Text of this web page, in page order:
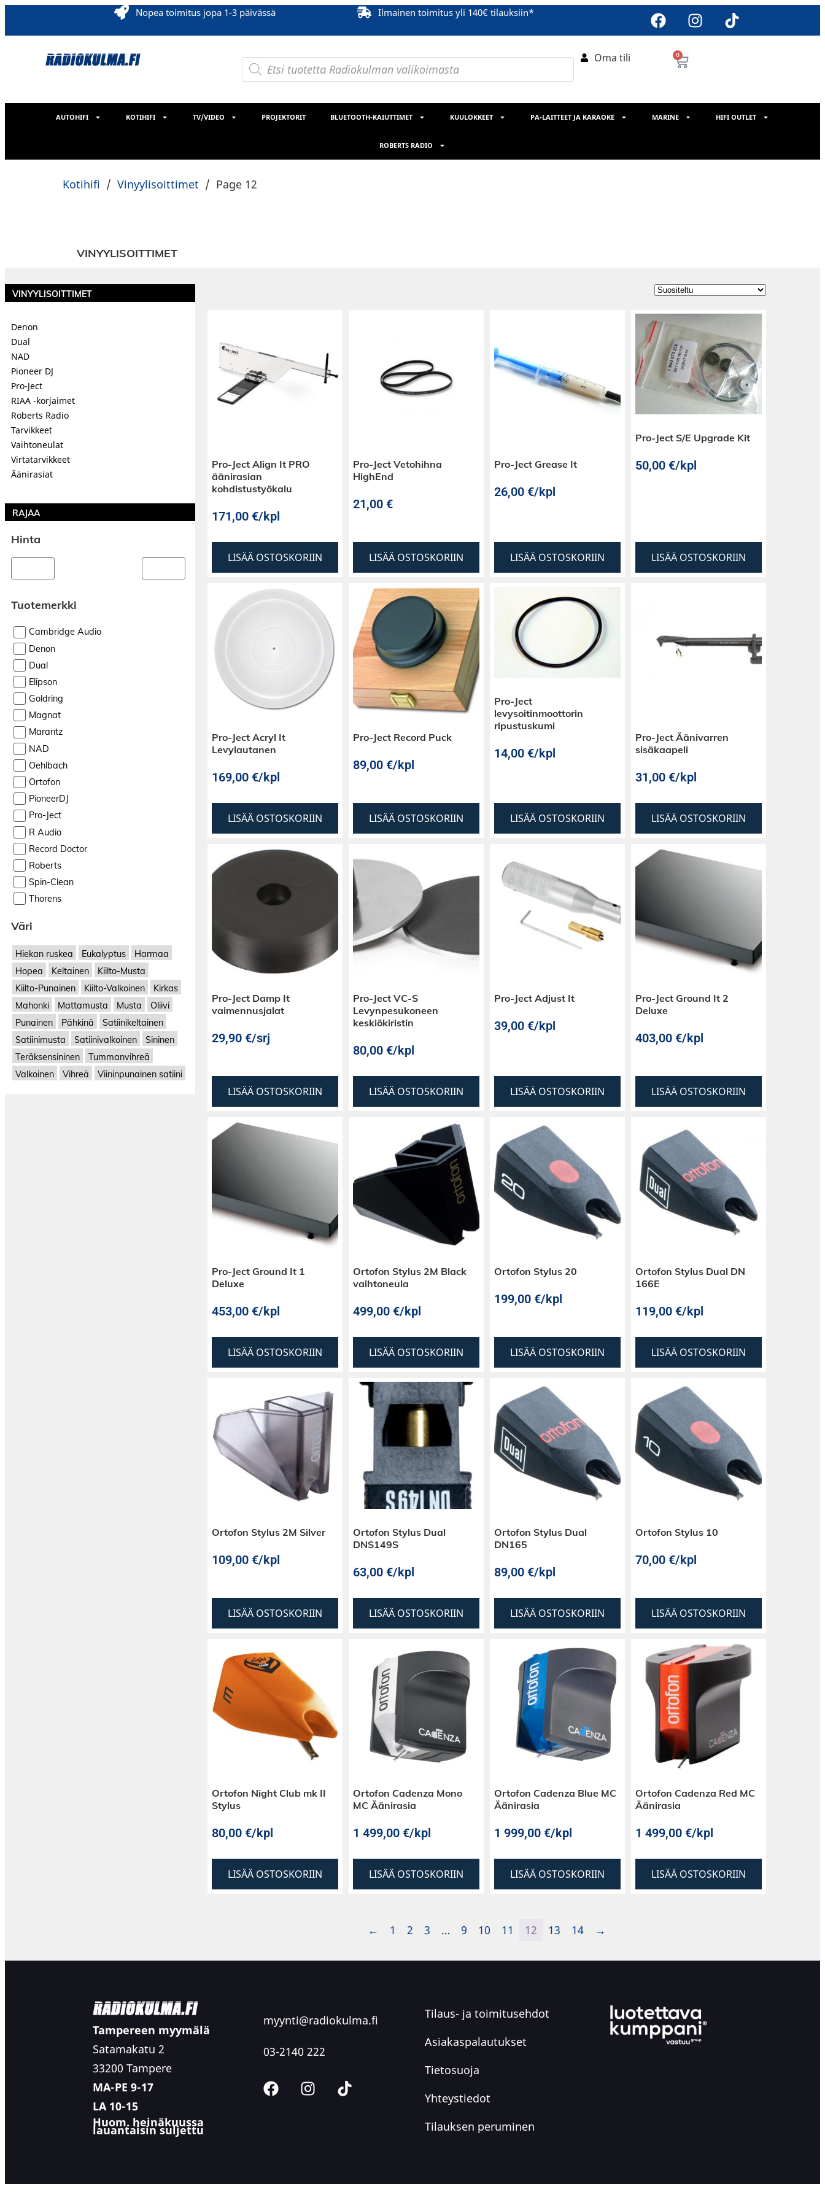
Nopea toimitus jopa 1-3 päivässä Ilmainen toimitus yli 140€ tilauksiin*
Oma tili 0
AUTOHIFI KOTIHIFI TV/VIDEO PROJEKTORIT BLUETOOTH-KAIUTTIMET KUULOKKEET PA-LAITTEET JA KARAOKE MARINE HIFI OUTLET
ROBERTS RADIO
Kotihifi / Vinyylisoittimet / Page 12
VINYYLISOITTIMET
VINYYLISOITTIMET
Denon
Dual
NAD
Pioneer DJ
Pro-Ject
RIAA -korjaimet
Roberts Radio
Tarvikkeet
Vaihtoneulat
Virtatarvikkeet
Äänirasiat
RAJAA
Hinta
Tuotemerkki
Cambridge Audio
Denon
Dual
Elipson
Goldring
Magnat
Marantz
NAD
Oehlbach
Ortofon
PioneerDJ
Pro-Ject
R Audio
Record Doctor
Roberts
Spin-Clean
Thorens
Väri
Hiekan ruskea Eukalyptus
Harmaa
Hopea
Keltainen
Kiilto-Musta
Kiilto-Punainen
Kiilto-Valkoinen
Kirkas
Mahonki
Mattamusta Musta
Oliivi
Punainen
Pähkinä
Satiinikeltainen
Satiinimusta
Satiinivalkoinen
Sininen
Teräksensininen
Tummanvihreä
Valkoinen
Vihreä Viininpunainen satiini
Pro-Ject Align It PRO
äänirasian
kohdistustyökalu
171,00 €/kpl
LISÄÄ OSTOSKORIIN
Pro-Ject Vetohihna
HighEnd
21,00 €
LISÄÄ OSTOSKORIIN
Pro-Ject Grease It
26,00 €/kpl
LISÄÄ OSTOSKORIIN
Pro-Ject S/E Upgrade Kit
50,00 €/kpl
LISÄÄ OSTOSKORIIN
Pro-Ject Acryl It
Levylautanen
169,00 €/kpl
LISÄÄ OSTOSKORIIN
Pro-Ject Record Puck
89,00 €/kpl
LISÄÄ OSTOSKORIIN
Pro-Ject
levysoitinmoottorin
ripustuskumi
14,00 €/kpl
LISÄÄ OSTOSKORIIN
Pro-Ject Äänivarren
sisäkaapeli
31,00 €/kpl
LISÄÄ OSTOSKORIIN
Pro-Ject Damp It
vaimennusjalat
29,90 €/srj
LISÄÄ OSTOSKORIIN
Pro-Ject VC-S
Levynpesukoneen
keskiökiristin
80,00 €/kpl
LISÄÄ OSTOSKORIIN
Pro-Ject Adjust It
39,00 €/kpl
LISÄÄ OSTOSKORIIN
Pro-Ject Ground It 2
Deluxe
403,00 €/kpl
LISÄÄ OSTOSKORIIN
Pro-Ject Ground It 1
Deluxe
453,00 €/kpl
LISÄÄ OSTOSKORIIN
Ortofon Stylus 2M Black
vaihtoneula
499,00 €/kpl
LISÄÄ OSTOSKORIIN
Ortofon Stylus 20
199,00 €/kpl
LISÄÄ OSTOSKORIIN
Ortofon Stylus Dual DN
166E
119,00 €/kpl
LISÄÄ OSTOSKORIIN
Ortofon Stylus 2M Silver
109,00 €/kpl
LISÄÄ OSTOSKORIIN
Ortofon Stylus Dual
DNS149S
63,00 €/kpl
LISÄÄ OSTOSKORIIN
Ortofon Stylus Dual
DN165
89,00 €/kpl
LISÄÄ OSTOSKORIIN
Ortofon Stylus 10
70,00 €/kpl
LISÄÄ OSTOSKORIIN
Ortofon Night Club mk II
Stylus
80,00 €/kpl
LISÄÄ OSTOSKORIIN
Ortofon Cadenza Mono
MC Äänirasia
1 499,00 €/kpl
LISÄÄ OSTOSKORIIN
Ortofon Cadenza Blue MC
Äänirasia
1 999,00 €/kpl
LISÄÄ OSTOSKORIIN
Ortofon Cadenza Red MC
Äänirasia
1 499,00 €/kpl
LISÄÄ OSTOSKORIIN
← 1 2 3 … 9 10 11 12 13 14 →
Tampereen myymälä
Satamakatu 2
33200 Tampere
MA-PE 9-17
LA 10-15
Huom. heinäkuussa
lauantaisin suljettu
myynti@radiokulma.fi
03-2140 222
Tilaus- ja toimitusehdot
Asiakaspalautukset
Tietosuoja
Yhteystiedot
Tilauksen peruminen